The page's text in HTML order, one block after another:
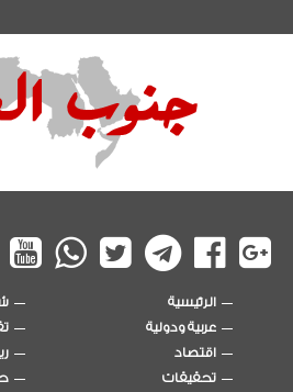
الرئيسية
عربية ودولية
اقتصاد
تحقيقات